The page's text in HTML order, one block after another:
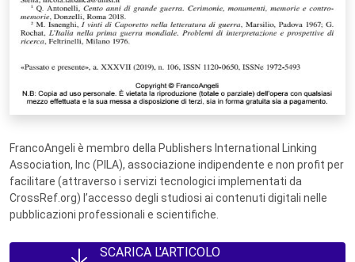
FrancoAngeli è membro della Publishers International Linking
Association, Inc (PILA), associazione indipendente e non profit per
facilitare (attraverso i servizi tecnologici implementati da
CrossRef.org) l’accesso degli studiosi ai contenuti digitali nelle
pubblicazioni professionali e scientifiche.
SCARICA L'ARTICOLO